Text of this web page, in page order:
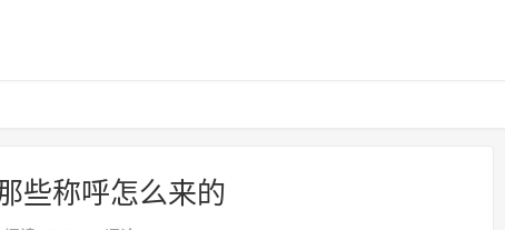
些称呼怎么来的